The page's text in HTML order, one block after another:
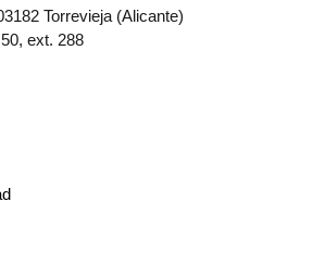
Torrevieja (Alicante)
ext. 288